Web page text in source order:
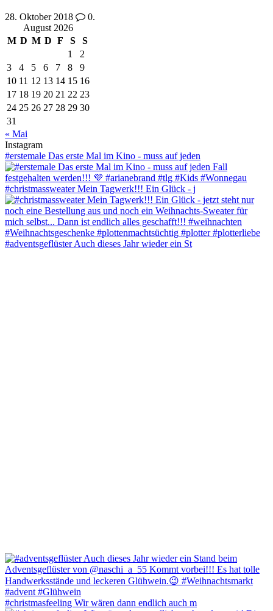
28. Oktober 2018
0.
August 2026
M D M D F S
S
1
2
3
4 5 6 7 8
9
10 11 12 13 14 15 16
17 18 19 20 21 22 23
24 25 26 27 28 29 30
31
« Mai
Instagram
#erstemale Das erste Mal im Kino - muss auf jeden
#christmassweater Mein Tagwerk!!! Ein Glück - j
#adventsgeflüster Auch dieses Jahr wieder ein St
#christmasfeeling Wir wären dann endlich auch m